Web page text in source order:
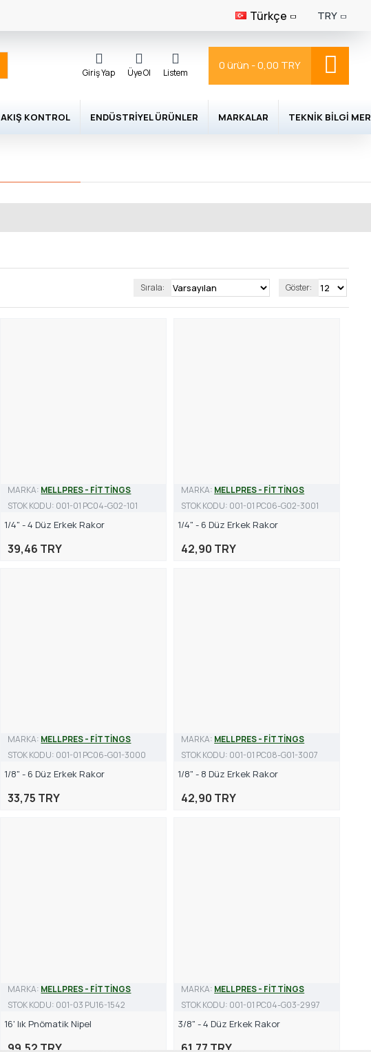
Türkçe TRY
Giriş Yap Üye Ol Listem
0 ürün - 0,00 TRY
AKIŞ KONTROL ENDÜSTRIYEL ÜRÜNLER MARKALAR TEKNIK BILGI
Sırala: Göster:
MARKA: MELLPRES - FİTTİNGS
STOK KODU: 001-01 PC04-G02-101
1/4" - 4 Düz Erkek Rakor
39,46 TRY
MARKA: MELLPRES - FİTTİNGS
STOK KODU: 001-01 PC06-G02-3001
1/4" - 6 Düz Erkek Rakor
42,90 TRY
MARKA: MELLPRES - FİTTİNGS
STOK KODU: 001-01 PC06-G01-3000
1/8" - 6 Düz Erkek Rakor
33,75 TRY
MARKA: MELLPRES - FİTTİNGS
STOK KODU: 001-01 PC08-G01-3007
1/8" - 8 Düz Erkek Rakor
42,90 TRY
MARKA: MELLPRES - FİTTİNGS
STOK KODU: 001-03 PU16-1542
16' lık Pnömatik Nipel
99,52 TRY
MARKA: MELLPRES - FİTTİNGS
STOK KODU: 001-01 PC04-G03-2997
3/8" - 4 Düz Erkek Rakor
61,77 TRY